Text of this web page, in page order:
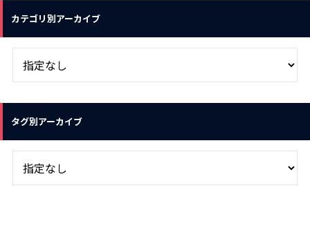
カテゴリ別アーカイブ
タグ別アーカイブ